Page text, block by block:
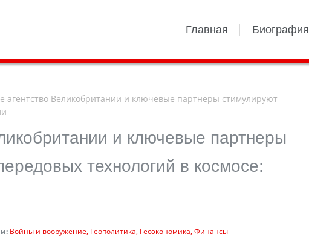
Главная Биография
агентство Великобритании и ключевые партнеры стимулируют
и ключевые партнеры
технологий в космосе:
Войны и вооружение Геополитика Геоэкономика Финансы